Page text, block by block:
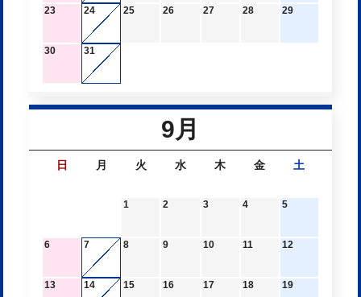
23 24 25 26 27 28 29
30 31
9月
日 月 火 水 木 金 土
1 2 3 4 5
6 7 8 9 10 11 12
13 14 15 16 17 18 19